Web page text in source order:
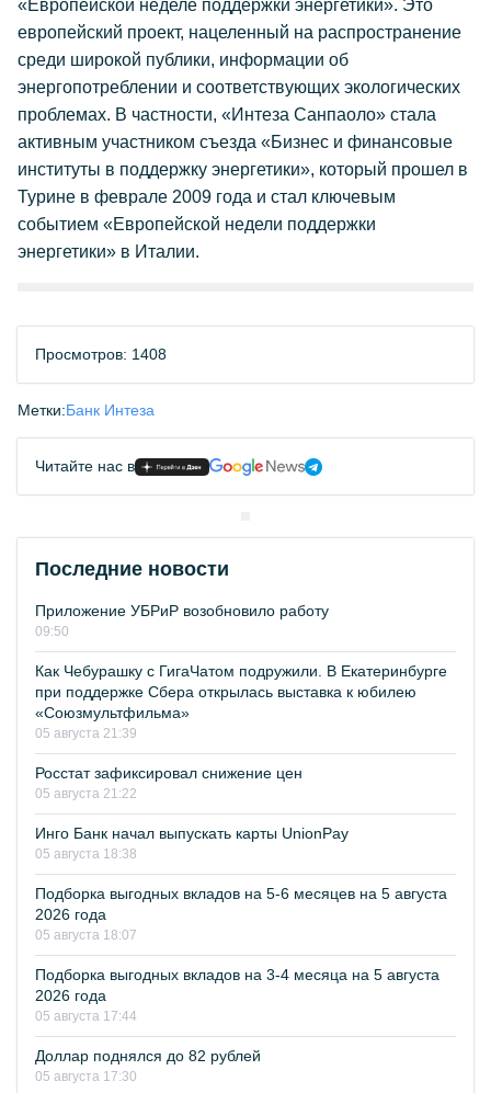
«Европейской неделе поддержки энергетики». Это
европейский проект, нацеленный на распространение
среди широкой публики, информации об
энергопотреблении и соответствующих экологических
проблемах. В частности, «Интеза Санпаоло» стала
активным участником съезда «Бизнес и финансовые
институты в поддержку энергетики», который прошел в
Турине в феврале 2009 года и стал ключевым
событием «Европейской недели поддержки
энергетики» в Италии.
Просмотров: 1408
Метки:Банк Интеза
Читайте нас в
Последние новости
Приложение УБРиР возобновило работу
09:50
Как Чебурашку с ГигаЧатом подружили. В Екатеринбурге
при поддержке Сбера открылась выставка к юбилею
«Союзмультфильма»
05 августа 21:39
Росстат зафиксировал снижение цен
05 августа 21:22
Инго Банк начал выпускать карты UnionPay
05 августа 18:38
Подборка выгодных вкладов на 5-6 месяцев на 5 августа
2026 года
05 августа 18:07
Подборка выгодных вкладов на 3-4 месяца на 5 августа
2026 года
05 августа 17:44
Доллар поднялся до 82 рублей
05 августа 17:30